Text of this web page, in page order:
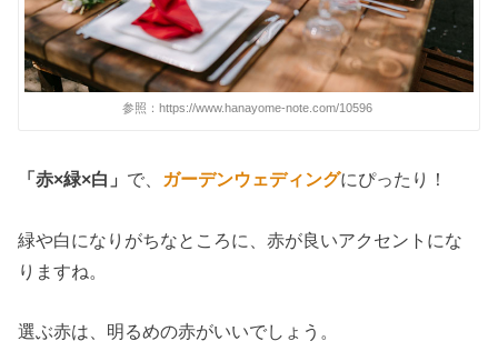
参照：https://www.hanayome-note.com/10596
「赤×緑×白」 で、 ガーデンウェディングにぴったり！
緑や白になりがちなところに、赤が良いアクセントにな
りますね。
選ぶ赤は、明るめの赤がいいでしょう。